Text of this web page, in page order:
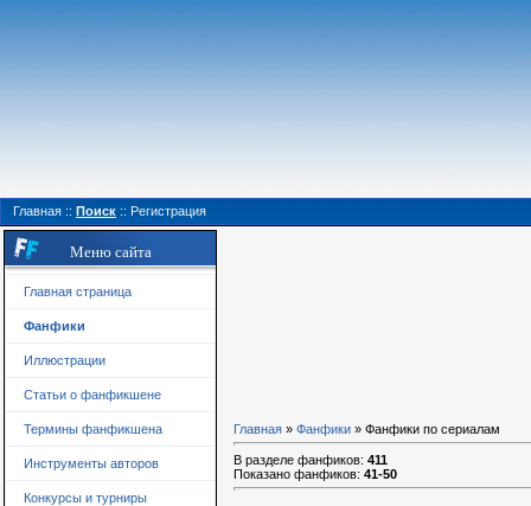
Главная :: Поиск :: Регистрация
Меню сайта
Главная страница
Фанфики
Иллюстрации
Статьи о фанфикшене
Термины фанфикшена
Инструменты авторов
Конкурсы и турниры
Главная » Фанфики » Фанфики по сериалам
В разделе фанфиков: 411
Показано фанфиков: 41-50